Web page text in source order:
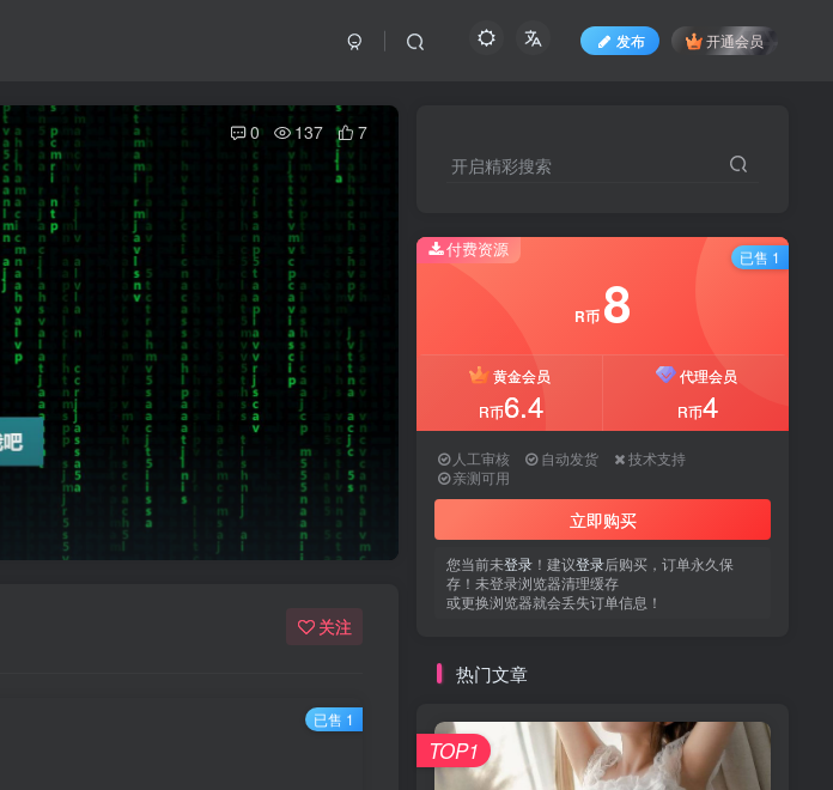
发布 开通会员
0 137 7
关注
已售 1
开启精彩搜索
付费资源
R币 8
黄金会员
R币6.4
代理会员
R币4
人工审核 自动发货
技术支持
亲测可用
立即购买
您当前未登录 ！建议登录后购买，订单永久保
存！未登录浏览器清理缓存
或更换浏览器就会丢失订单信息！
已售 1
热门文章
TOP1